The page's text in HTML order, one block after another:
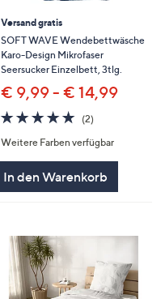
Versand gratis
SOFT WAVE Wendebettwäsche
Karo-Design Mikrofaser
Seersucker Einzelbett, 3tlg.
€ 9,99 - € 14,99
5.0
von
5
(2)2
Weitere Farben verfügbar
In den Warenkorb